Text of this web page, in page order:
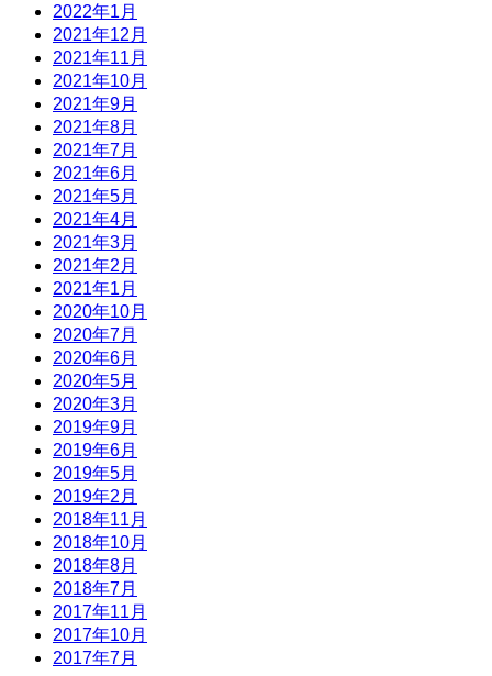
2022年1月
2021年12月
2021年11月
2021年10月
2021年9月
2021年8月
2021年7月
2021年6月
2021年5月
2021年4月
2021年3月
2021年2月
2021年1月
2020年10月
2020年7月
2020年6月
2020年5月
2020年3月
2019年9月
2019年6月
2019年5月
2019年2月
2018年11月
2018年10月
2018年8月
2018年7月
2017年11月
2017年10月
2017年7月